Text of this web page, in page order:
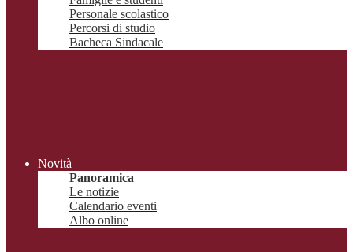
Personale scolastico
Percorsi di studio
Bacheca Sindacale
Novità
Panoramica
Le notizie
Calendario eventi
Albo online